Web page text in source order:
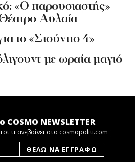
«Ο παρουσιαστής»
Θέατρο Αυλαία
το «Στούντιο 4»
με ωραία μαγιό
NEWSLETTER
τι ανεβαίνει στο cosmopoliti.com